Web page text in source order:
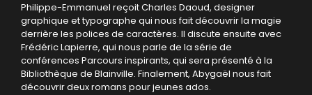
Philippe-Emmanuel reçoit Charles Daoud, designer
graphique et typographe qui nous fait découvrir la magie
derrière les polices de caractères. Il discute ensuite avec
Frédéric Lapierre, qui nous parle de la série de
conférences Parcours inspirants, qui sera présenté à la
Bibliothèque de Blainville. Finalement, Abygaël nous fait
découvrir deux romans pour jeunes ados.